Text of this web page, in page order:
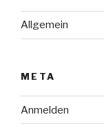
Allgemein
META
Anmelden